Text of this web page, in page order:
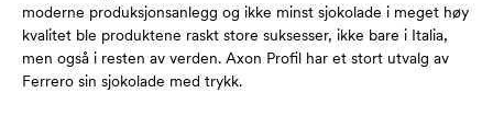
moderne produksjonsanlegg og ikke minst sjokolade i meget høy
kvalitet ble produktene raskt store suksesser, ikke bare i Italia,
men også i resten av verden. Axon Profil har et stort utvalg av
Ferrero sin sjokolade med trykk.